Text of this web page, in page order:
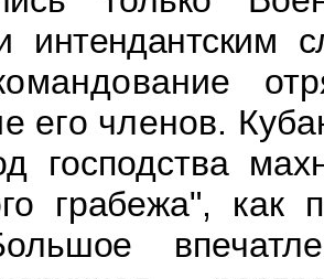
интендантским
его членов.
господства
грабежа",